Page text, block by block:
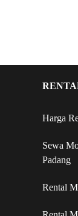
Harga
Sewa
Padang
Rental